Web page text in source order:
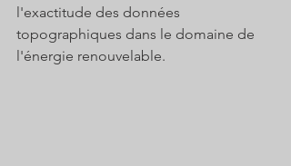
l'exactitude des données
topographiques dans le domaine de
l'énergie renouvelable.